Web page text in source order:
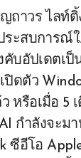
ถาวร ไลท์ติ้
ระสบการณ์
คับอัปเดตเ
ปิดตัว
หรือเมื่อ 5
กำลังจะม
ซีอีโอ